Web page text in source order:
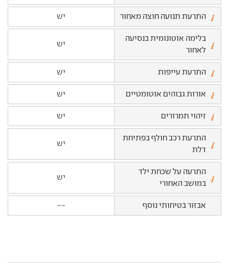
התרעת תנועה חוצה מאחור יש
בלימה אוטונומית בנסיעה
לאחור
יש
התרעת עייפות יש
אורות גבוהים אוטומטיים יש
זיהוי תמרורים יש
התרעת רכב חולף בפתיחת
דלת
יש
התרעה על שכחת ילד
במושב האחורי
יש
אבזור בטיחותי נוסף --